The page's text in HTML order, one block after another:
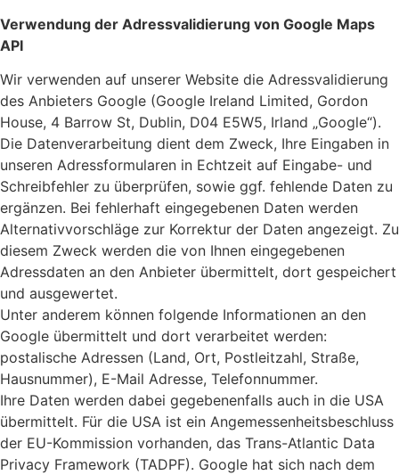
Verwendung der Adressvalidierung von Google Maps
API
Wir verwenden auf unserer Website die Adressvalidierung
des Anbieters Google (Google Ireland Limited, Gordon
House, 4 Barrow St, Dublin, D04 E5W5, Irland „Google“).
Die Datenverarbeitung dient dem Zweck, Ihre Eingaben in
unseren Adressformularen in Echtzeit auf Eingabe- und
Schreibfehler zu überprüfen, sowie ggf. fehlende Daten zu
ergänzen. Bei fehlerhaft eingegebenen Daten werden
Alternativvorschläge zur Korrektur der Daten angezeigt. Zu
diesem Zweck werden die von Ihnen eingegebenen
Adressdaten an den Anbieter übermittelt, dort gespeichert
und ausgewertet.
Unter anderem können folgende Informationen an den
Google übermittelt und dort verarbeitet werden:
postalische Adressen (Land, Ort, Postleitzahl, Straße,
Hausnummer), E-Mail Adresse, Telefonnummer.
Ihre Daten werden dabei gegebenenfalls auch in die USA
übermittelt. Für die USA ist ein Angemessenheitsbeschluss
der EU-Kommission vorhanden, das Trans-Atlantic Data
Privacy Framework (TADPF). Google hat sich nach dem